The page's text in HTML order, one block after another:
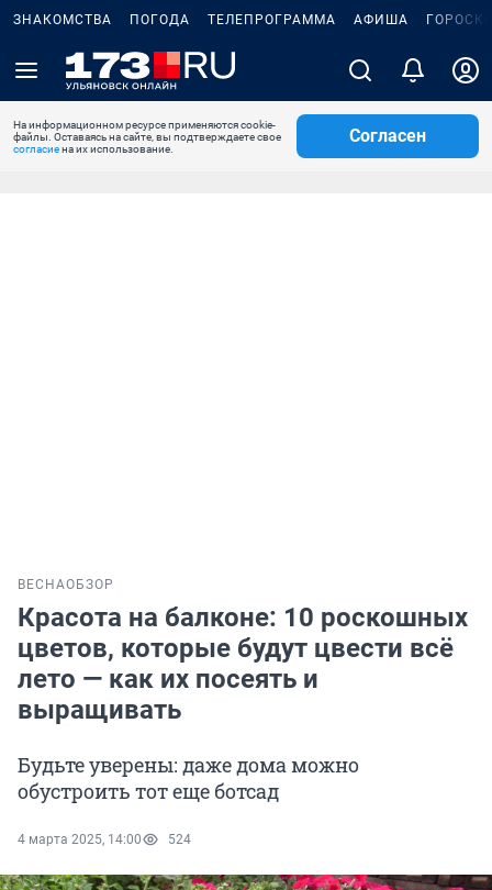
ЗНАКОМСТВА ПОГОДА ТЕЛЕПРОГРАММА АФИША
На информационном ресурсе применяются cookie-
файлы. Оставаясь на сайте, вы подтверждаете свое
согласиена их использование.
Согласен
ВЕСНАОБЗОР
Красота на балконе: 10 роскошных
цветов, которые будут цвести всё
лето — как их посеять и
выращивать
Будьте уверены: даже дома можно
обустроить тот еще ботсад
4 марта 2025, 14:00 524